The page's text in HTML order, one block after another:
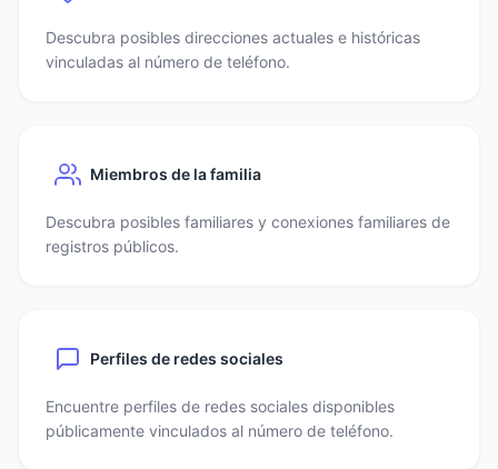
Descubra posibles direcciones actuales e históricas
vinculadas al número de teléfono.
Miembros de la familia
Descubra posibles familiares y conexiones familiares de
registros públicos.
Perfiles de redes sociales
Encuentre perfiles de redes sociales disponibles
públicamente vinculados al número de teléfono.